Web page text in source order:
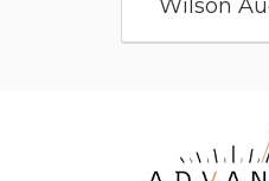
Wilson